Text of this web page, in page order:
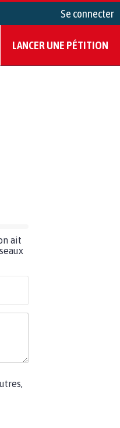
Se connecter
LANCER UNE PÉTITION
ait